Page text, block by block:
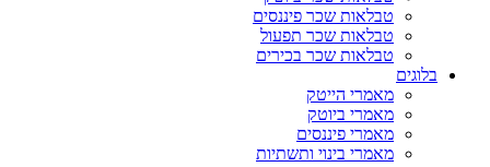
טבלאות שכר פיננסים
טבלאות שכר תפעול
טבלאות שכר בכירים
בלוגים
מאמרי הייטק
מאמרי ביוטק
מאמרי פיננסים
מאמרי בינוי ותשתיות